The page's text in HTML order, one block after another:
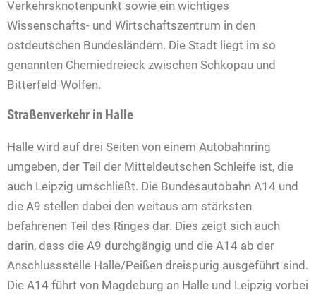
Verkehrsknotenpunkt sowie ein wichtiges
Wissenschafts- und Wirtschaftszentrum in den
ostdeutschen Bundesländern. Die Stadt liegt im so
genannten Chemiedreieck zwischen Schkopau und
Bitterfeld-Wolfen.
Straßenverkehr in Halle
Halle wird auf drei Seiten von einem Autobahnring
umgeben, der Teil der Mitteldeutschen Schleife ist, die
auch Leipzig umschließt. Die Bundesautobahn A14 und
die A9 stellen dabei den weitaus am stärksten
befahrenen Teil des Ringes dar. Dies zeigt sich auch
darin, dass die A9 durchgängig und die A14 ab der
Anschlussstelle Halle/Peißen dreispurig ausgeführt sind.
Die A14 führt von Magdeburg an Halle und Leipzig vorbei